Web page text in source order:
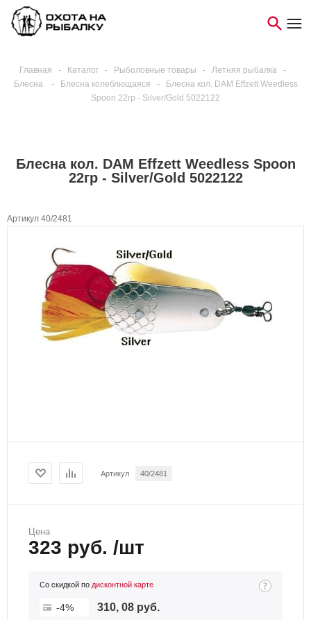
Главная - Каталог - Рыболовные товары - Летняя рыбалка
-
Блесна
- Блесна колеблющаяся -
Блесна кол. DAM Effzett Weedless
Spoon 22гр - Silver/Gold 5022122
Блесна кол. DAM Effzett Weedless Spoon
22гр - Silver/Gold 5022122
Артикул 40/2481
Артикул 40/2481
Цена
323 руб. /шт
Со скидкой по дисконтной карте
-4% 310, 08 руб.